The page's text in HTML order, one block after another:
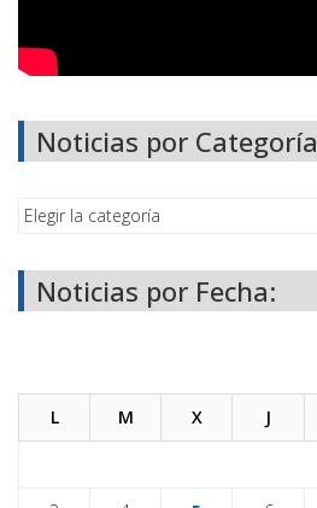
Noticias por Categoría
Noticias por Fecha:
L M X J